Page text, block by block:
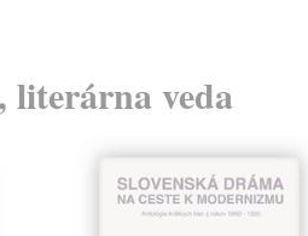
literárna veda